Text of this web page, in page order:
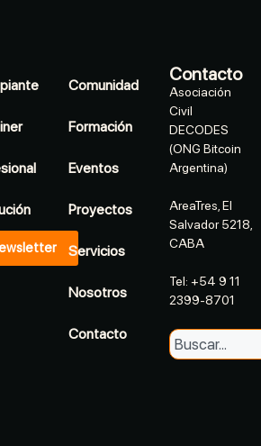
Comunidad
Formación
Eventos
Proyectos
Servicios
Nosotros
Contacto
Contacto
Asociación
Civil
DECODES
(ONG Bitcoin
Argentina)
AreaTres, El
Salvador 5218,
CABA
Tel: +54 9 11
2399-8701